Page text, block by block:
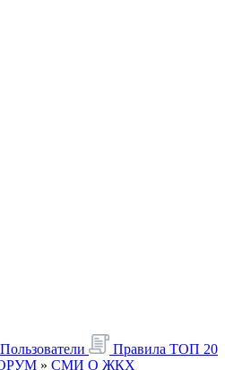
Пользователи Правила ТОП 20
» СМИ О ЖКХ